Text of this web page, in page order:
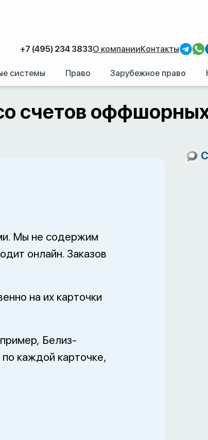
+7 (495) 234 3833О компанииКонтакты
системы Право Зарубежное право
банковские карточки
счетов
Мы не содержим
онлайн. Заказов
на их карточки
Белиз-
каждой карточке,